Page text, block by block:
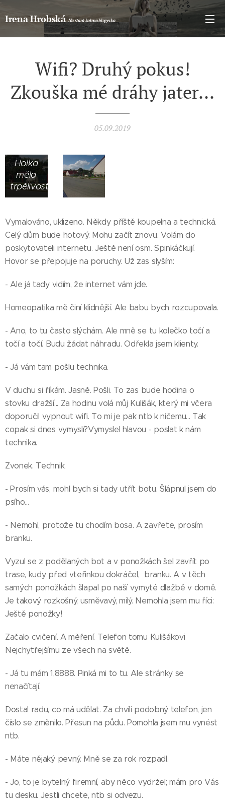
Irena HrobskáNa stará kolena blogerka
Wifi? Druhý pokus!
Zkouška mé dráhy jater...
05.09.2019
Cestou
domů
holčinu
koníkem.
Holka
měla
trpělivost...
Vymalováno, uklizeno. Někdy příště koupelna a technická.
Celý dům bude hotový. Mohu začít znovu. Volám do
poskytovateli internetu. Ještě není osm. Spinkáčkují.
Hovor se přepojuje na poruchy. Už zas slyším:
- Ale já tady vidím, že internet vám jde.
Homeopatika mě činí klidnější. Ale babu bych rozcupovala.
- Ano, to tu často slýchám. Ale mně se tu kolečko točí a
točí a točí. Budu žádat náhradu. Odřekla jsem klienty.
- Já vám tam pošlu technika.
V duchu si říkám. Jasně. Pošli. To zas bude hodina o
stovku dražší... Za hodinu volá můj Kulišák, který mi včera
doporučil vypnout wifi. To mi je pak ntb k ničemu... Tak
copak si dnes vymyslí?Vymyslel hlavou - poslat k nám
technika.
Zvonek. Technik.
- Prosím vás, mohl bych si tady utřít botu. Šlápnul jsem do
psího...
- Nemohl, protože tu chodím bosa. A zavřete, prosím
branku.
Vyzul se z podělaných bot a v ponožkách šel zavřít po
trase, kudy před vteřinkou dokráčel, branku. A v těch
samých ponožkách šlapal po naší vymyté dlažbě v domě.
Je takový rozkošný, usměvavý, milý. Nemohla jsem mu říci:
Ještě ponožky!
Začalo cvičení. A měření. Telefon tomu Kulišákovi
Nejchytřejšímu ze všech na světě.
- Já tu mám 1,8888. Pinká mi to tu. Ale stránky se
nenačítají.
Dostal radu, co má udělat. Za chvíli podobný telefon, jen
číslo se změnilo. Přesun na půdu. Pomohla jsem mu vynést
ntb.
- Máte nějaký pevný. Mně se za rok rozpadl.
- Jo, to je bytelný firemní, aby něco vydržel; mám pro Vás
tu desku. Jestli chcete, ntb si odvezu.